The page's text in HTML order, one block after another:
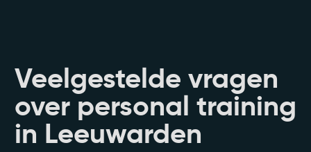
Veelgestelde vragen
over personal training
in Leeuwarden